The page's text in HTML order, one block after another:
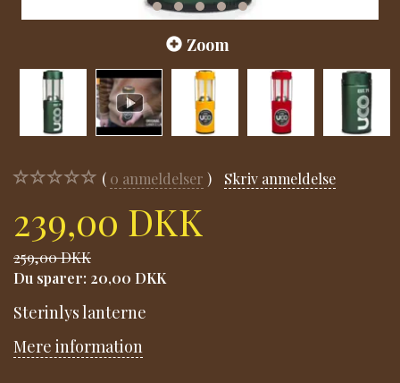
Zoom
0 anmeldelser Skriv anmeldelse
239,00 DKK
259,00 DKK
Du sparer: 20,00 DKK
Sterinlys lanterne
Mere information